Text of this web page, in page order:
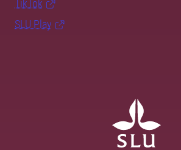
TikTok
SLU Play